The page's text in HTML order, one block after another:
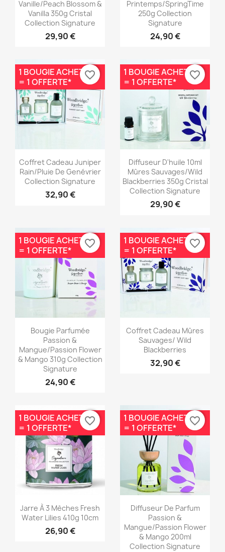
Vanille/Peach Blossom &
Vanilla 350g Cristal
Collection Signature
29,90 €
Printemps/SpringTime
250g Collection
Signature
24,90 €
Aperçu rapide
Coffret Cadeau Juniper
Rain/Pluie De Genévrier
Collection Signature
32,90 €
1 BOUGIE ACHETÉE
= 1 OFFERTE*
favorite_border
Aperçu rapide
Diffuseur D'huile 10ml
Mûres Sauvages/Wild
Blackberries 350g Cristal
Collection Signature
29,90 €
1 BOUGIE ACHETÉE
= 1 OFFERTE*
favorite_border
Aperçu rapide
Bougie Parfumée
Passion &
Mangue/Passion Flower
& Mango 310g Collection
Signature
24,90 €
1 BOUGIE ACHETÉE
= 1 OFFERTE*
favorite_border
Aperçu rapide
Coffret Cadeau Mûres
Sauvages/ Wild
Blackberries
32,90 €
1 BOUGIE ACHETÉE
= 1 OFFERTE*
favorite_border
 Aperçu rapide
Jarre À 3 Mèches Fresh
Water Lilies 410g 10cm
26,90 €
1 BOUGIE ACHETÉE
= 1 OFFERTE*
favorite_border
Aperçu rapide
Diffuseur De Parfum
Passion &
Mangue/Passion Flower
& Mango 200ml
Collection Signature
1 BOUGIE ACHETÉE
= 1 OFFERTE*
favorite_border